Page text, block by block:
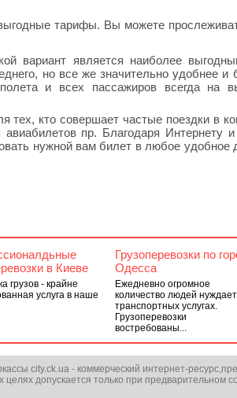
тарифы. Вы можете
вариант является наиболее
но все же значительно удобнее и
и всех пассажиров всегда на
тех, кто совершает частые поездки в
пр. Благодаря Интернету
нужной вам билет в любое удобное
в Киеве
грузов - крайне
услуга в наше
Грузоперевозки по
Одесса
Ежедневно огромное
количество людей
транспортных услугах.
Грузоперевозки
востребованы...
city.ck.ua - коммерческий интернет-
допускается только при предварительном